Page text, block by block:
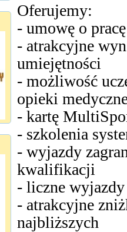
Oferujemy:
- umowę o
- atrakcyjne
umiejętności
- możliwość
opieki
- kartę
- szkolenia
- wyjazdy
kwalifikacji
- liczne
- atrakcyjne
najbliższych